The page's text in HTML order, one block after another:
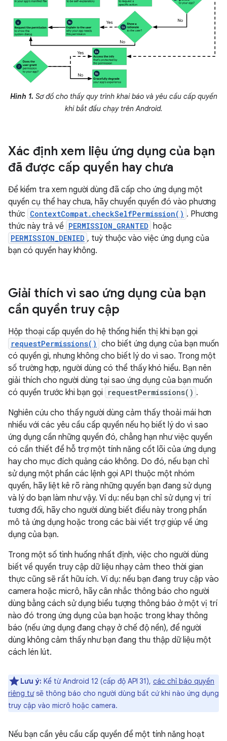
Hình 1. Sơ đồ cho thấy quy trình khai báo và yêu cầu cấp quyền
khi bắt đầu chạy trên Android.
Xác định xem liệu ứng dụng của bạn
đã được cấp quyền hay chưa
Để kiểm tra xem người dùng đã cấp cho ứng dụng một
quyền cụ thể hay chưa, hãy chuyển quyền đó vào phương
thức ContextCompat.checkSelfPermission() . Phương
thức này trả về PERMISSION_GRANTED hoặc
PERMISSION_DENIED , tuỳ thuộc vào việc ứng dụng của
bạn có quyền hay không.
Giải thích vì sao ứng dụng của bạn
cần quyền truy cập
Hộp thoại cấp quyền do hệ thống hiển thị khi bạn gọi
requestPermissions() cho biết ứng dụng của bạn muốn
có quyền gì, nhưng không cho biết lý do vì sao. Trong một
số trường hợp, người dùng có thể thấy khó hiểu. Bạn nên
giải thích cho người dùng tại sao ứng dụng của bạn muốn
có quyền trước khi bạn gọi
requestPermissions() .
Nghiên cứu cho thấy người dùng cảm thấy thoải mái hơn
nhiều với các yêu cầu cấp quyền nếu họ biết lý do vì sao
ứng dụng cần những quyền đó, chẳng hạn như việc quyền
có cần thiết để hỗ trợ một tính năng cốt lõi của ứng dụng
hay cho mục đích quảng cáo không. Do đó, nếu bạn chỉ
sử dụng một phần các lệnh gọi API thuộc một nhóm
quyền, hãy liệt kê rõ ràng những quyền bạn đang sử dụng
và lý do bạn làm như vậy. Ví dụ: nếu bạn chỉ sử dụng vị trí
tương đối, hãy cho người dùng biết điều này trong phần
mô tả ứng dụng hoặc trong các bài viết trợ giúp về ứng
dụng của bạn.
Trong một số tình huống nhất định, việc cho người dùng
biết về quyền truy cập dữ liệu nhạy cảm theo thời gian
thực cũng sẽ rất hữu ích. Ví dụ: nếu bạn đang truy cập vào
camera hoặc micrô, hãy cân nhắc thông báo cho người
dùng bằng cách sử dụng biểu tượng thông báo ở một vị trí
nào đó trong ứng dụng của bạn hoặc trong khay thông
báo (nếu ứng dụng đang chạy ở chế độ nền), để người
dùng không cảm thấy như bạn đang thu thập dữ liệu một
cách lén lút.
Lưu ý: Kể từ Android 12 (cấp độ API 31), các chỉ báo quyền
riêng tưsẽ thông báo cho người dùng bất cứ khi nào ứng dụng
truy cập vào micrô hoặc camera.
Nếu bạn cần yêu cầu cấp quyền để một tính năng hoạt